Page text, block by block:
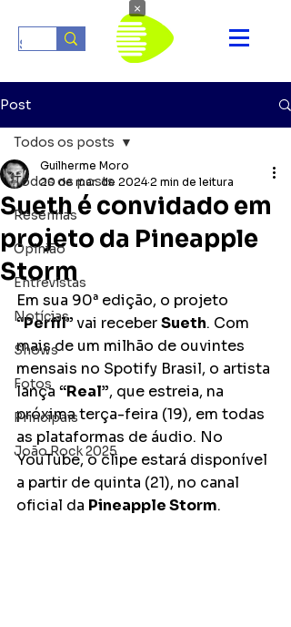
Post
Todos os posts
Resenhas
Opinião
Entrevistas
Notícias
Shows
Fotos
Principais
João Rock 2025
Todos os posts
Sueth é convidado em
projeto da Pineapple
Storm
Guilherme Moro
20 de mar. de 2024 2 min de leitura
Em sua 90ª edição, o projeto
“Perfil” vai receber Sueth. Com
mais de um milhão de ouvintes
mensais no Spotify Brasil, o artista
lança “Real”, que estreia, na
próxima terça-feira (19), em todas
as plataformas de áudio. No
YouTube, o clipe estará disponível
a partir de quinta (21), no canal
oficial da Pineapple Storm.
×